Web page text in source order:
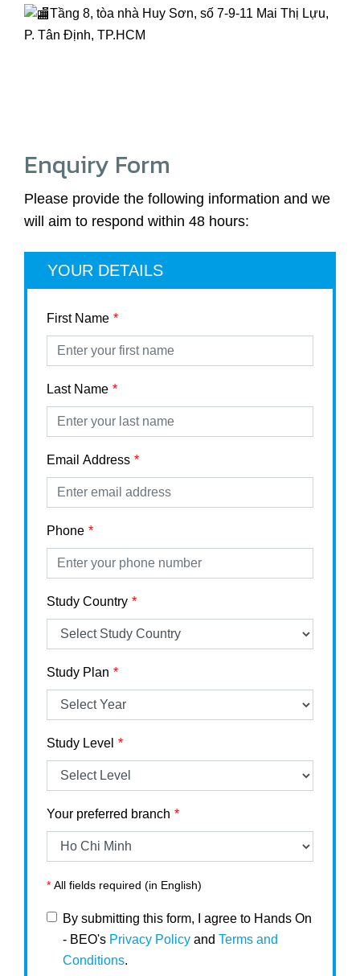
Tầng 8, tòa nhà Huy Sơn, số 7-9-11 Mai Thị Lựu,
P. Tân Định, TP.HCM
Enquiry Form
Please provide the following information and we
will aim to respond within 48 hours:
YOUR DETAILS
First Name
Last Name
Email Address
Phone
Study Country
Study Plan
Study Level
Your preferred branch
* All fields required (in English)
By submitting this form, I agree to Hands On
- BEO's Privacy Policy and Terms and
Conditions.